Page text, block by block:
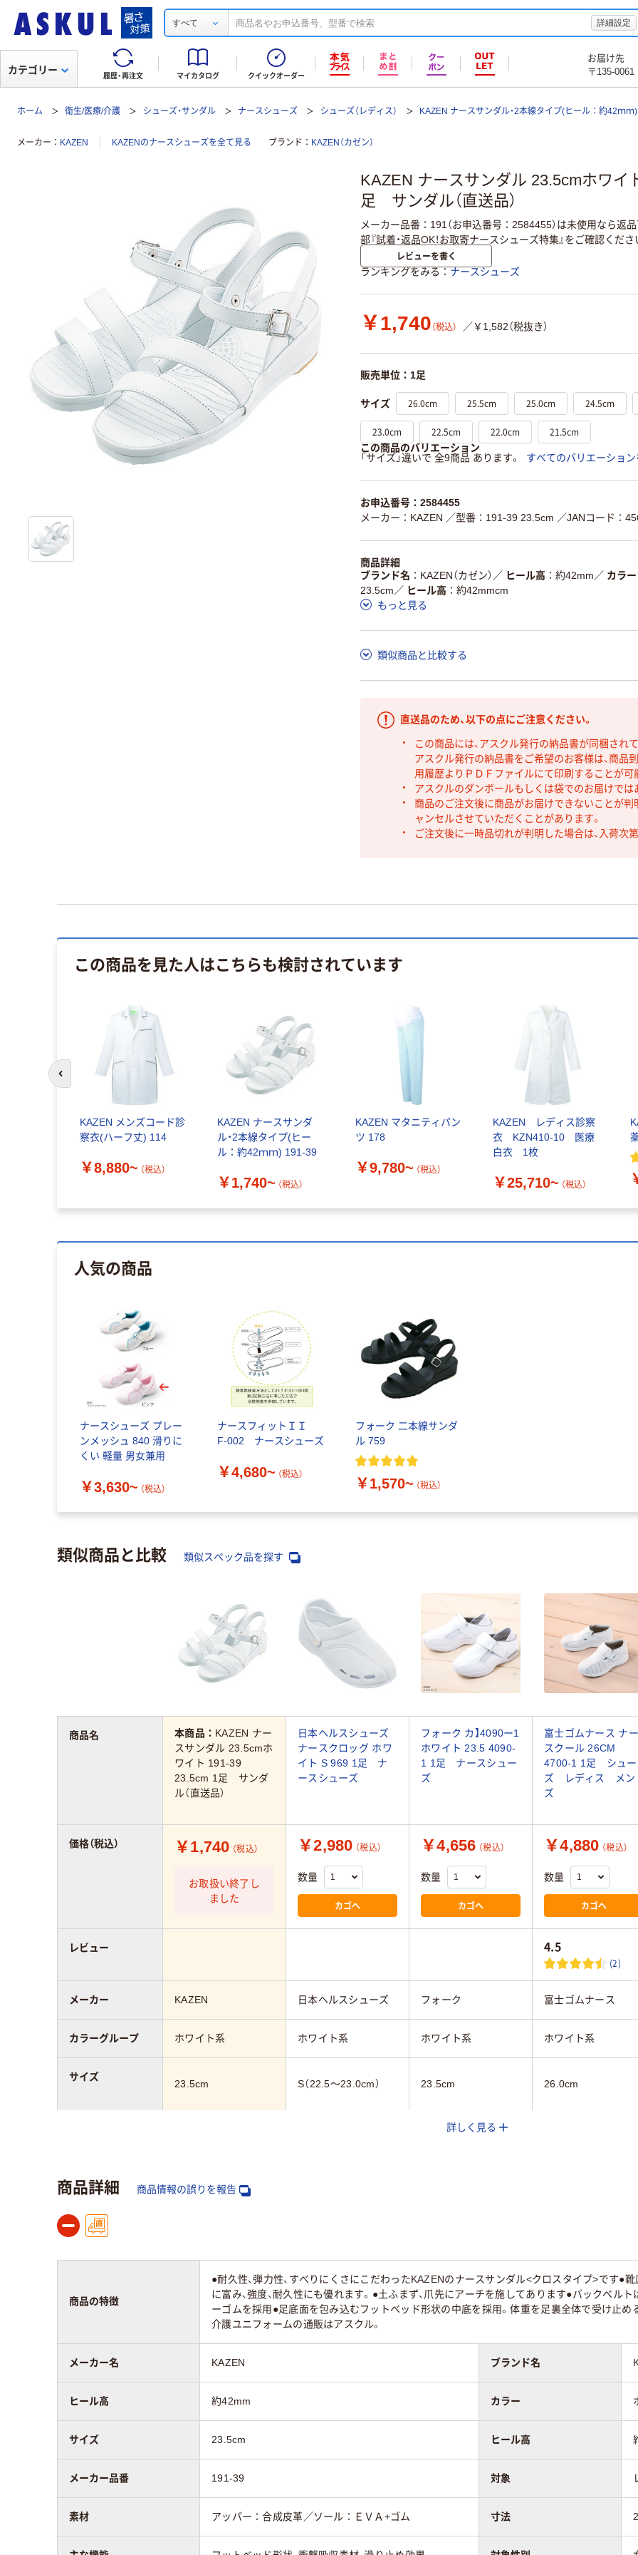
すべて 詳細設定
履歴・再注文 マイカタログ クイックオーダー
お届け先
〒135-0061
カテゴリー
ホーム 衛生/医療/介護 シューズ・サンダル ナースシューズ シューズ（レディス） KAZEN ナースサンダル・2本線タイプ(ヒール：約42ｍｍ
メーカー KAZEN KAZENのナースシューズを全て見る ブランド KAZEN（カゼン）
KAZEN ナースサンダル 23.5cmホワイ
足 サンダル（直送品）
メーカー品番：191（お申込番号：2584455）は未使用なら返
部『試着・返品OK！お取寄ナースシューズ特集』をご確認くださ
レビューを書く
ランキングをみる ナースシューズ
￥1,740 （税込） ／￥1,582（税抜き）
販売単位：1足
サイズ 26.0cm 25.5cm 25.0cm 24.5cm
23.0cm 22.5cm 22.0cm 21.5cm
この商品のバリエーション
「サイズ」違いで 全9商品 あります。
すべてのバリエーショ
お申込番号：2584455
メーカー：KAZEN ／型番：191-39 23.5cm ／JANコード：
商品詳細
ブランド名
KAZEN（カゼン） ／ ヒール高 約42mm ／ カラー
23.5cm ／ ヒール高
約42mmcm
もっと見る
類似商品と比較する
直送品のため、以下の点にご注意ください。
この商品には、アスクル発行の納品書が同梱され
アスクル発行の納品書をご希望のお客様は、商品
用履歴よりＰＤＦファイルにて印刷することが可
アスクルのダンボールもしくは袋でのお届けでは
商品のご注文後に商品がお届けできないことが判
ャンセルさせていただくことがあります。
ご注文後に一時品切れが判明した場合は、入荷次
この商品を見た人はこちらも検討されています
KAZEN メンズコード診
察衣(ハーフ丈) 114
￥8,880~ （税込）
KAZEN ナースサンダ
ル・2本線タイプ(ヒー
ル：約42ｍｍ) 191-39
￥1,740~ （税込）
KAZEN マタニティパン
ツ 178
￥9,780~ （税込）
KAZEN レディス診察
衣 KZN410-10 医療
白衣 1枚
￥25,710~ （税込）
前のスライドへ
人気の商品
ナースシューズ プレー
ンメッシュ 840 滑りに
くい 軽量 男女兼用
￥3,630~ （税込）
ナースフィットＩＩ
F-002 ナースシューズ
￥4,680~ （税込）
フォーク 二本線サンダ
ル 759
￥1,570~ （税込）
類似商品と比較 類似スペック品を探す
本商品： KAZEN ナー
スサンダル 23.5cmホ
ワイト 191-39
23.5cm 1足 サンダ
ル（直送品）
日本ヘルスシューズ
ナースクロッグ ホワ
イト S 969 1足 ナ
ースシューズ
フォーク カ】4090ー1
ホワイト 23.5 4090-
1 1足 ナースシュー
ズ
富士ゴムナース ナー
スクール 26CM
4700-1 1足 シュー
ズ レディス メン
ズ
￥1,740 （税込）
お取扱い終了し
ました
￥2,980 （税込）
数量
カゴへ
￥4,656 （税込）
数量
カゴへ
￥4,880 （税込）
数量
カゴへ
4.5
(2)
KAZEN 日本ヘルスシューズ フォーク 富士ゴムナース
ホワイト系 ホワイト系 ホワイト系 ホワイト系
23.5cm S（22.5～23.0cm） 23.5cm 26.0cm
女性用
商品名
価格（税込）
レビュー
メーカー
カラーグループ
サイズ
ルの特徴
詳しく見る
商品詳細 商品情報の誤りを報告
商品の特徴
●耐久性、弾力性、すべりにくさにこだわったKAZENのナースサンダル<クロスタイプ>です●
に富み、強度、耐久性にも優れます。●土ふまず、爪先にアーチを施してあります●バックベル
ーゴムを採用●足底面を包み込むフットベッド形状の中底を採用。体重を足裏全体で受け止め
介護ユニフォームの通販はアスクル。
メーカー名 KAZEN ブランド名
ヒール高 約42mm カラー
サイズ 23.5cm ヒール高
メーカー品番 191-39 対象
素材 アッパー：合成皮革／ソール：ＥＶＡ+ゴム 寸法